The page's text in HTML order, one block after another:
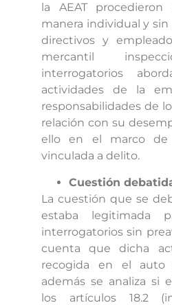
la AEAT
manera individual y sin
directivos y
mercantil
interrogatorios
actividades de la
responsabilidades de
relación con su
ello en el marco de
vinculada a delito.
Cuestión
La cuestión que se
estaba legitimada
interrogatorios sin
cuenta que dicha
recogida en el auto
además se analiza si
los artículos 18.2